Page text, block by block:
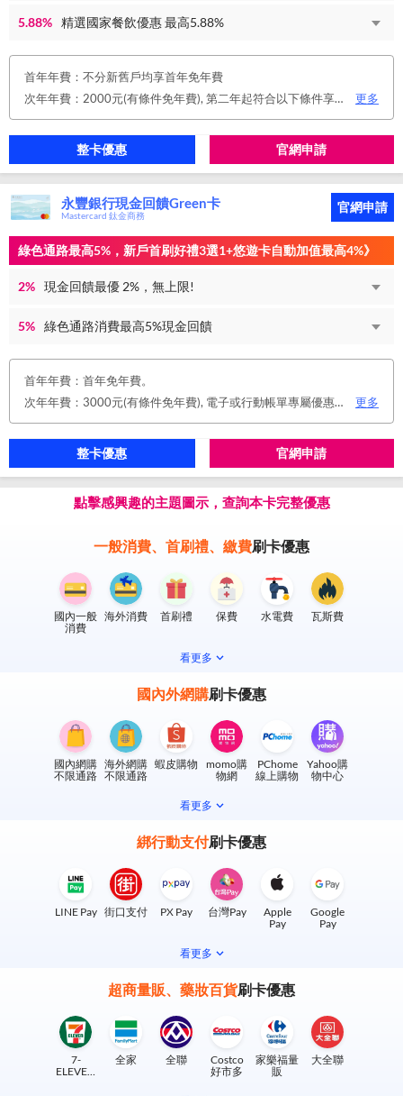
5.88% 精選國家餐飲優惠 最高5.88%
首年年費：不分新舊戶均享首年免年費
次年年費：2000元(有條件免年費), 第二年起符合以下條件享年費優惠辦法 • 使用非紙本帳單(電子帳單或行動帳單)終身免年費 • 前一年消費滿 8 萬或 12 次享次年免年費
更多
整卡優惠 官網申請
永豐銀行現金回饋Green卡
Mastercard 鈦金商務
官網申請
綠色通路最高5%，新戶首刷好禮3選1+悠遊卡自動加值最高4%》
2% 現金回饋最優 2%，無上限!
5% 綠色通路消費最高5%現金回饋
首年年費：首年免年費。
次年年費：3000元(有條件免年費), 電子或行動帳單專屬優惠： 申請信用卡電子或行動對帳單且取消實體帳單，於電子/行動帳單申請期間，正、附卡皆享免年費之優惠。 年度消費減免辦法： 第2年起，以收取年費當年前12個月累計消費滿NT$150,000或不限金額消費12次，即免收次年年費。 年費：正卡NT$3,000、附卡NT$1,500，附卡6張(含)以內免年費。
更多
整卡優惠 官網申請
點擊感興趣的主題圖示，查詢本卡完整優惠
一般消費、首刷禮、繳費刷卡優惠
國內一般
消費
海外消費 首刷禮 保費 水電費 瓦斯費
看更多
國內外網購刷卡優惠
國內網購
不限通路
海外網購
不限通路
蝦皮購物
momo購
物網
PChome
線上購物
Yahoo購
物中心
看更多
綁行動支付刷卡優惠
LINE Pay 街口支付 PX Pay 台灣Pay
Apple
Pay
Google
Pay
看更多
超商量販、藥妝百貨刷卡優惠
7-
ELEVEN
全家 全聯
Costco
好市多
家樂福量
販
大全聯